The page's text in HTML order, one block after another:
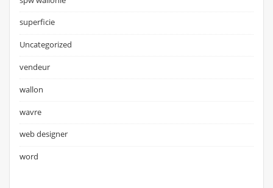
superficie
Uncategorized
vendeur
wallon
wavre
web designer
word